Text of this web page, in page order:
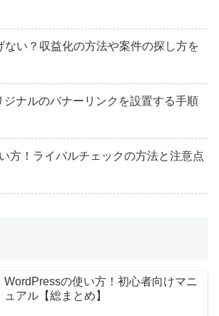
ない？収益化の方法や案件の探し方を
ジナルのバナーリンクを設置する手順
方！ライバルチェックの方法と注意点
WordPressの使い方！初心者向けマニ
ュアル【総まとめ】